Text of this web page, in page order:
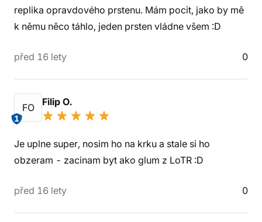
replika opravdového prstenu. Mám pocit, jako by mě
k němu něco táhlo, jeden prsten vládne všem :D
před 16 lety 0
FO
1
Filip O.
Je uplne super, nosim ho na krku a stale si ho
obzeram - zacinam byt ako glum z LoTR :D
před 16 lety 0